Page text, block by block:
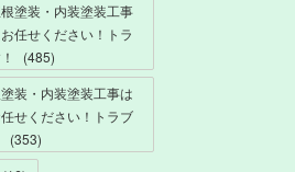
塗装・内装塗装工事
任せください！トラ
(485)
装・内装塗装工事は
せください！トラブ
(353)